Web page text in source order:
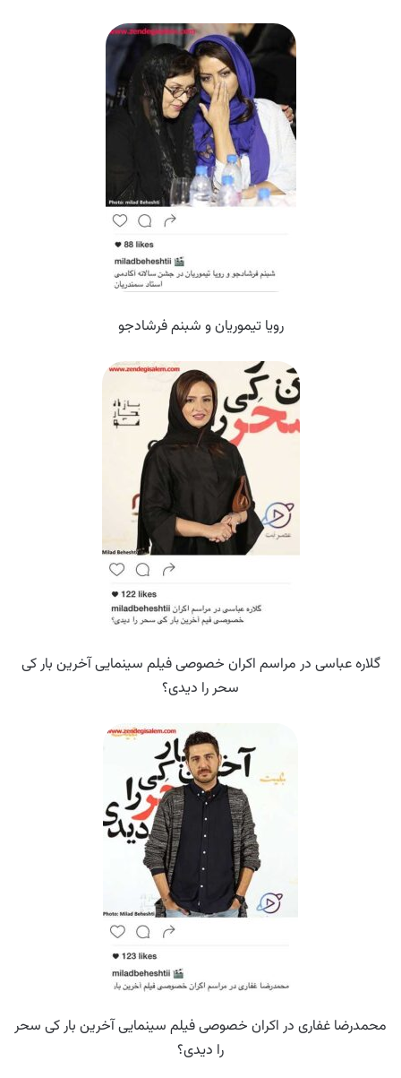
رویا تیموریان و شبنم فرشادجو
گلاره عباسی در مراسم اکران خصوصی فیلم سینمایی آخرین بار کی
سحر را دیدی؟
محمدرضا غفاری در اکران خصوصی فیلم سینمایی آخرین بار کی سحر
را دیدی؟